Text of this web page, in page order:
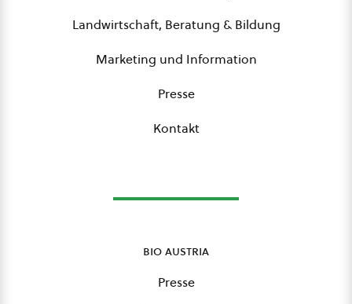
Landwirtschaft, Beratung & Bildung
Marketing und Information
Presse
Kontakt
bio austria
Presse